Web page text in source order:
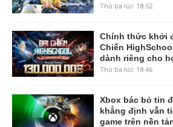
Thứ ba lúc 18:52
Chính thức khởi
Chiến
dành riêng cho
Thứ ba lúc 18:46
Xbox bác bỏ tin
khẳng định vẫn
game trên nền